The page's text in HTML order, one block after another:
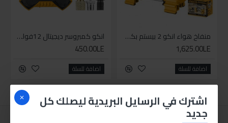
اشترك في الرسايل البريدية ليصلك كل
جديد
منفاخ هواء انكو 2 بيستم بكشاف
1,625.00LE
اضافة للسلة
انكو كمبروسر ديجيتال 12فولت 1بستم
450.00LE
اضافة للسلة